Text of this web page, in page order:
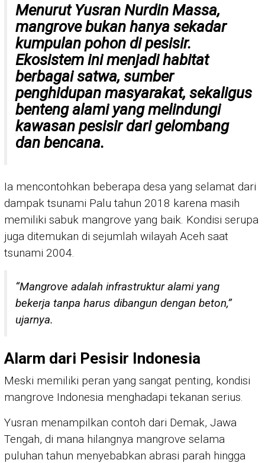
Menurut Yusran Nurdin Massa,
mangrove bukan hanya sekadar
kumpulan pohon di pesisir.
Ekosistem ini menjadi habitat
berbagai satwa, sumber
penghidupan masyarakat, sekaligus
benteng alami yang melindungi
kawasan pesisir dari gelombang
dan bencana.
Ia mencontohkan beberapa desa yang selamat dari
dampak tsunami Palu tahun 2018 karena masih
memiliki sabuk mangrove yang baik. Kondisi serupa
juga ditemukan di sejumlah wilayah Aceh saat
tsunami 2004.
“Mangrove adalah infrastruktur alami yang
bekerja tanpa harus dibangun dengan beton,”
ujarnya.
Alarm dari Pesisir Indonesia
Meski memiliki peran yang sangat penting, kondisi
mangrove Indonesia menghadapi tekanan serius.
Yusran menampilkan contoh dari Demak, Jawa
Tengah, di mana hilangnya mangrove selama
puluhan tahun menyebabkan abrasi parah hingga